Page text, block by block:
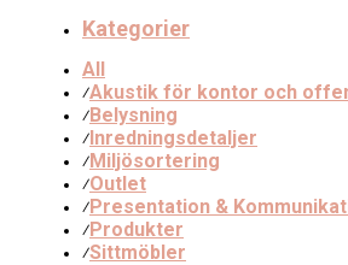
Kategorier
All
⁄Akustik för kontor och
⁄Belysning
⁄Inredningsdetaljer
⁄Miljösortering
⁄Outlet
⁄Presentation &
⁄Produkter
⁄Sittmöbler